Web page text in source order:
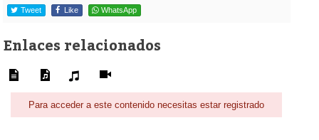
Tweet Like WhatsApp
Enlaces relacionados
Para acceder a este contenido necesitas estar registrado